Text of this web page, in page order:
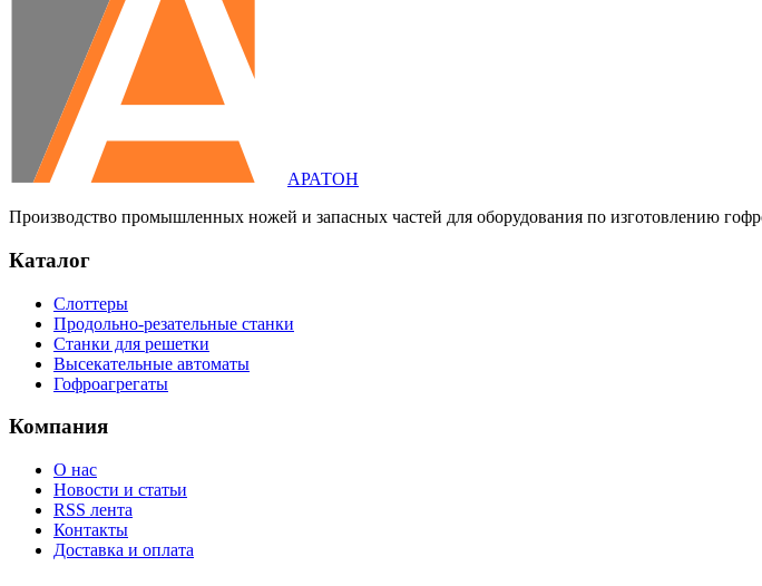
АРАТОН
Производство промышленных ножей и запасных частей для оборудования по изготовлению
Каталог
Слоттеры
Продольно-резательные станки
Станки для решетки
Высекательные автоматы
Гофроагрегаты
Компания
О нас
Новости и статьи
RSS лента
Контакты
Доставка и оплата